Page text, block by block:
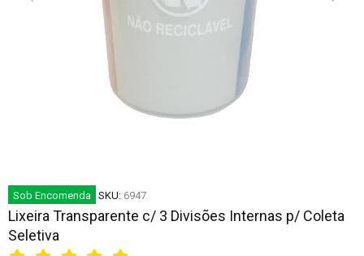
Sob Encomenda SKU: 6947
Lixeira Transparente c/ 3 Divisões Internas p/ Coleta
Seletiva